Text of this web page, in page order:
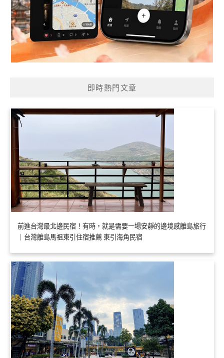
即時熱門文章
前進台灣最北邊民宿！有時，就是需要一場安靜的邊境感離島旅行
｜台灣離島馬祖東引住宿推薦 東引海角民宿